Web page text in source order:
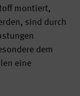
montiert,
sind durch
dem
eine